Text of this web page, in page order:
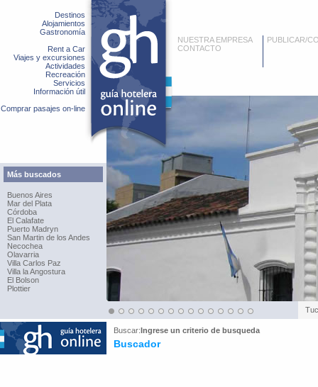
Destinos
Alojamientos
Gastronomía
Rent a Car
Viajes y excursiones
Actividades
Recreación
Servicios
Información útil
Comprar pasajes on-line
Más buscados
Buenos Aires
Mar del Plata
Córdoba
El Calafate
Puerto Madryn
San Martin de los Andes
Necochea
Olavarria
Villa Carlos Paz
Villa la Angostura
El Bolson
Plottier
NUESTRA EMPRESA
CONTACTO
PUBLICAR/
Buscar:Ingrese un criterio de busqueda
Buscador